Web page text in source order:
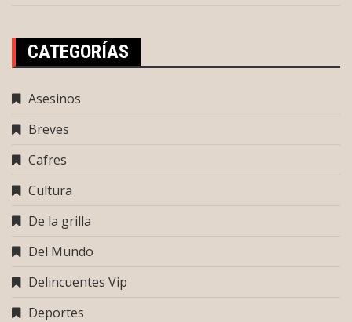
CATEGORÍAS
Asesinos
Breves
Cafres
Cultura
De la grilla
Del Mundo
Delincuentes Vip
Deportes